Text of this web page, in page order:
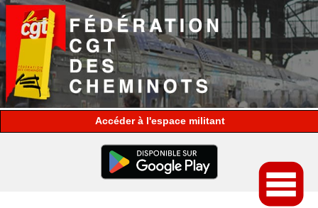
espace militant